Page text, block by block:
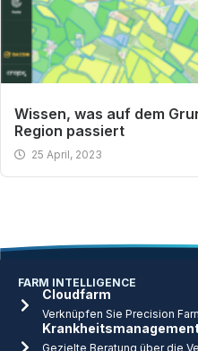
Wissen, was auf dem
Region passiert
25 April, 2023
FARM INTELLIGENCE
Cloudfarm
Verknüpfen Sie Precision
Gezielte Beratung über die